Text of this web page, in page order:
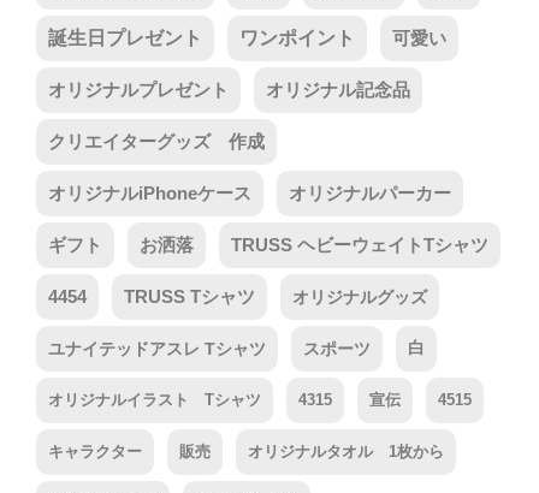
誕生日プレゼント ワンポイント 可愛い
オリジナルプレゼント オリジナル記念品
クリエイターグッズ 作成
オリジナルiPhoneケース オリジナルパーカー
ギフト お洒落 TRUSS ヘビーウェイトTシャツ
4454 TRUSS Tシャツ オリジナルグッズ
ユナイテッドアスレ Tシャツ スポーツ 白
オリジナルイラスト Tシャツ 4315 宣伝 4515
キャラクター 販売 オリジナルタオル 1枚から